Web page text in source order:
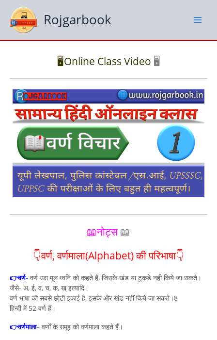
content
Rojgarbook
🖥️Online Class Video 🖥️
📖नोट्स📖
👇वर्ण, वर्णमाला(Alphabet) की परिभाषा👇
👉वर्ण- वर्ण उस मूल ध्वनि को कहते हैं, जिसके खंड या टुकड़े नहीं किये जा सकते।
जैसे- अ, ई, व, च, क, ख् इत्यादि।
वर्ण भाषा की सबसे छोटी इकाई है, इसके और खंड नहीं किये जा सकते।8
हिन्दी में 52 वर्ण हैं।
👉वर्णमाला– वर्णों के समूह को वर्णमाला कहते हैं।